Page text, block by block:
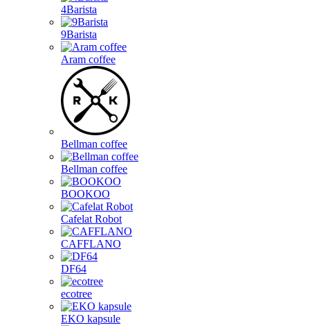
4Barista
9Barista
Aram coffee
Bellman coffee
Bellman coffee
BOOKOO
Cafelat Robot
CAFFLANO
DF64
ecotree
EKO kapsule